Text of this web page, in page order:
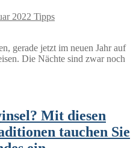
2022 Tipps
gerade jetzt im neuen Jahr auf
Die Nächte sind zwar noch
Mit diesen
tauchen Sie